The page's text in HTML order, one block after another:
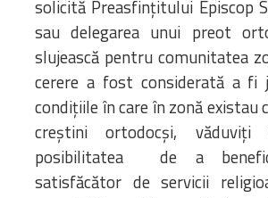
solicită Preasfinţitului Episcop
sau delegarea unui preot
slujească pentru comunitatea
cerere a fost considerată a
condiţiile în care în zonă existau
creştini ortodocşi, văduviţi
posibilitatea de a
satisfăcător de servicii